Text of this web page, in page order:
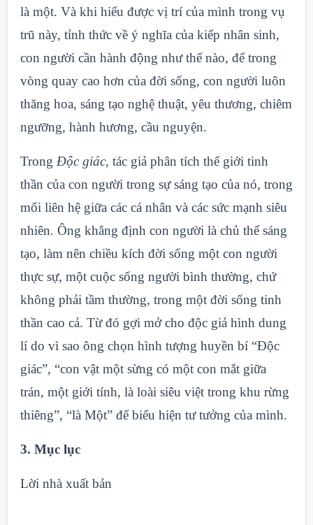
là một. Và khi hiểu được vị trí của mình trong vụ
trũ này, tỉnh thức về ý nghĩa của kiếp nhân sinh,
con người cần hành động như thế nào, để trong
vòng quay cao hơn của đời sống, con người luôn
thăng hoa, sáng tạo nghệ thuật, yêu thương, chiêm
ngưỡng, hành hương, cầu nguyện.
Trong Độc giác, tác giả phân tích thế giới tinh
thần của con người trong sự sáng tạo của nó, trong
mối liên hệ giữa các cá nhân và các sức mạnh siêu
nhiên. Ông khẳng định con người là chủ thể sáng
tạo, làm nên chiều kích đời sống một con người
thực sự, một cuộc sống người bình thường, chứ
không phải tầm thường, trong một đời sống tinh
thần cao cả. Từ đó gợi mở cho độc giả hình dung
lí do vì sao ông chọn hình tượng huyền bí “Độc
giác”, “con vật một sừng có một con mắt giữa
trán, một giới tính, là loài siêu việt trong khu rừng
thiêng”, “là Một” để biểu hiện tư tưởng của mình.
3. Mục lục
Lời nhà xuất bản